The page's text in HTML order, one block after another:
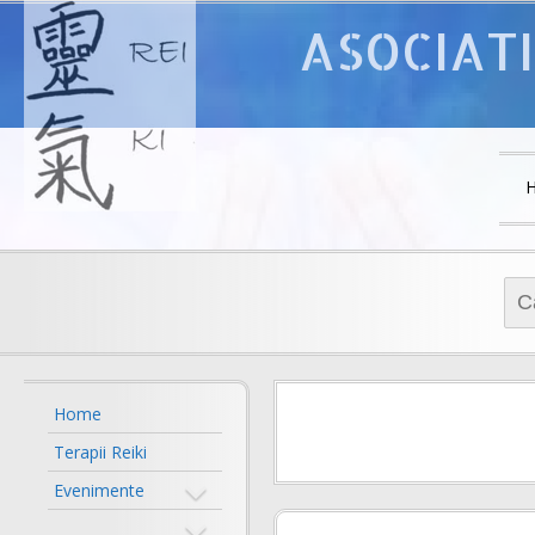
Home
Terapii Reiki
Evenimente